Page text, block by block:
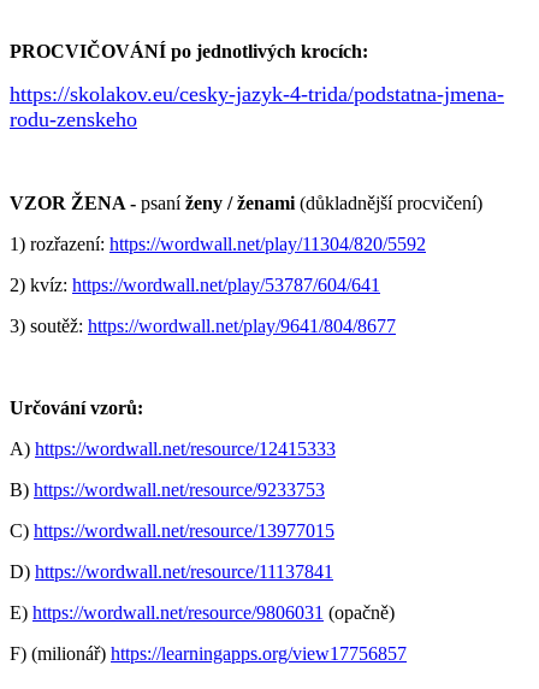
PROCVIČOVÁNÍ po jednotlivých krocích:
https://skolakov.eu/cesky-jazyk-4-trida/podstatna-jmena-
rodu-zenskeho
VZOR ŽENA - psaníženy / ženami (důkladnější procvičení)
1) rozřazení: https://wordwall.net/play/11304/820/5592
2) kvíz: https://wordwall.net/play/53787/604/641
3) soutěž: https://wordwall.net/play/9641/804/8677
Určování vzorů:
A) https://wordwall.net/resource/12415333
B) https://wordwall.net/resource/9233753
C) https://wordwall.net/resource/13977015
D) https://wordwall.net/resource/11137841
E) https://wordwall.net/resource/9806031 (opačně)
F) (milionář) https://learningapps.org/view17756857